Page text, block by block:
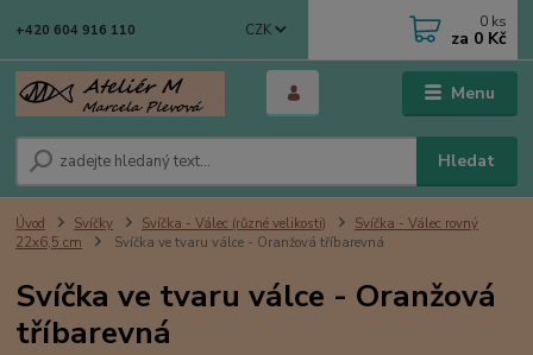
Menu
CZK
Hledat
+420 604 916 110 0 ks
za 0 Kč
Úvod Svíčky Svíčka - Válec (různé velikosti)
Svíčka - Válec rovný
22x6,5 cm
Svíčka ve tvaru válce - Oranžová tříbarevná
Svíčka ve tvaru válce - Oranžová
tříbarevná